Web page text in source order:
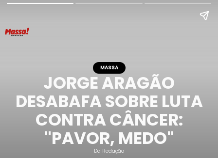
MASSA
JORGE ARAGÃO
DESABAFA SOBRE LUTA
CONTRA CÂNCER:
"PAVOR, MEDO"
Da Redação